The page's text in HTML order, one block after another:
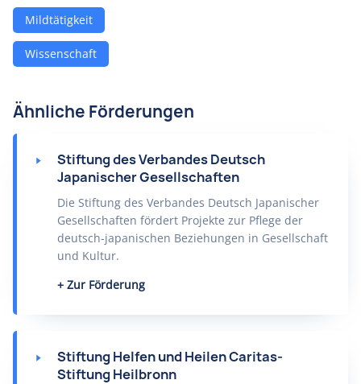
Mildtätigkeit
Wissenschaft
Ähnliche Förderungen
Stiftung des Verbandes Deutsch
Japanischer Gesellschaften
Die Stiftung des Verbandes Deutsch Japanischer
Gesellschaften fördert Projekte zur Pflege der
deutsch-japanischen Beziehungen in Gesellschaft
und Kultur.
Zur Förderung
Stiftung Helfen und Heilen Caritas-
Stiftung Heilbronn